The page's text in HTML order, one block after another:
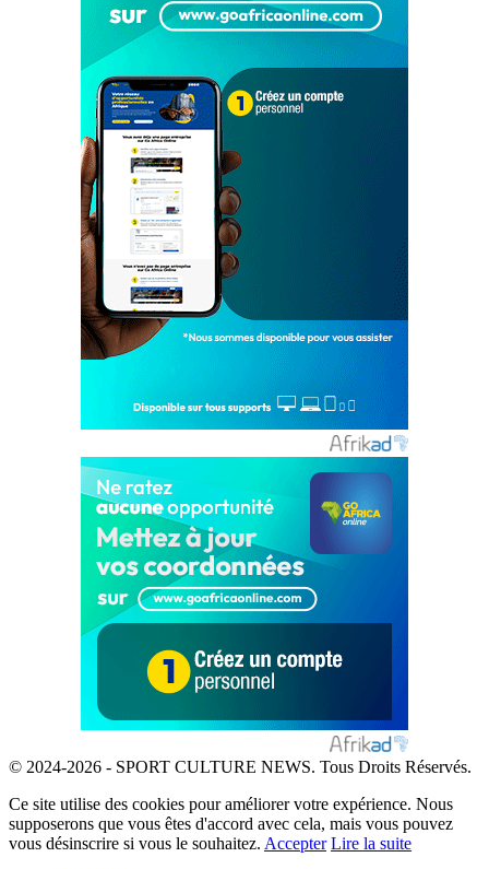
© 2024-2026 - SPORT CULTURE NEWS. Tous Droits Réservés.
Ce site utilise des cookies pour améliorer votre expérience. Nous
supposerons que vous êtes d'accord avec cela, mais vous pouvez
vous désinscrire si vous le souhaitez. Accepter Lire la suite